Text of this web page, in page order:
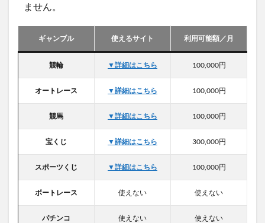
ません。
ギャンブル 使えるサイト 利用可能額／月
競輪 ▼詳細はこちら 100,000円
オートレース ▼詳細はこちら 100,000円
競馬 ▼詳細はこちら 100,000円
宝くじ ▼詳細はこちら 300,000円
スポーツくじ ▼詳細はこちら 100,000円
ボートレース 使えない 使えない
パチンコ 使えない 使えない